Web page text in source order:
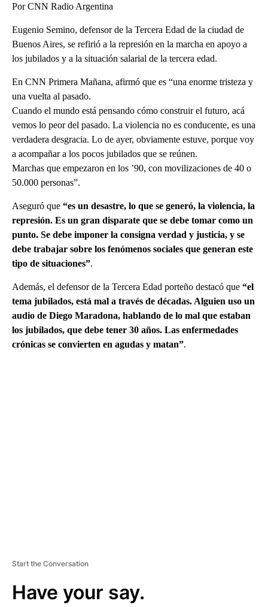
Por CNN Radio Argentina
Eugenio Semino, defensor de la Tercera Edad de la ciudad de
Buenos Aires, se refirió a la represión en la marcha en apoyo a
los jubilados y a la situación salarial de la tercera edad.
En CNN Primera Mañana, afirmó que es “una enorme tristeza y
una vuelta al pasado.
Cuando el mundo está pensando cómo construir el futuro, acá
vemos lo peor del pasado. La violencia no es conducente, es una
verdadera desgracia. Lo de ayer, obviamente estuve, porque voy
a acompañar a los pocos jubilados que se reúnen.
Marchas que empezaron en los ’90, con movilizaciones de 40 o
50.000 personas”.
Aseguró que “es un desastre, lo que se generó, la violencia, la
represión. Es un gran disparate que se debe tomar como un
punto. Se debe imponer la consigna verdad y justicia, y se
debe trabajar sobre los fenómenos sociales que generan este
tipo de situaciones”.
Además, el defensor de la Tercera Edad porteño destacó que “el
tema jubilados, está mal a través de décadas. Alguien uso un
audio de Diego Maradona, hablando de lo mal que estaban
los jubilados, que debe tener 30 años. Las enfermedades
crónicas se convierten en agudas y matan”.
Start the Conversation
Have your say.